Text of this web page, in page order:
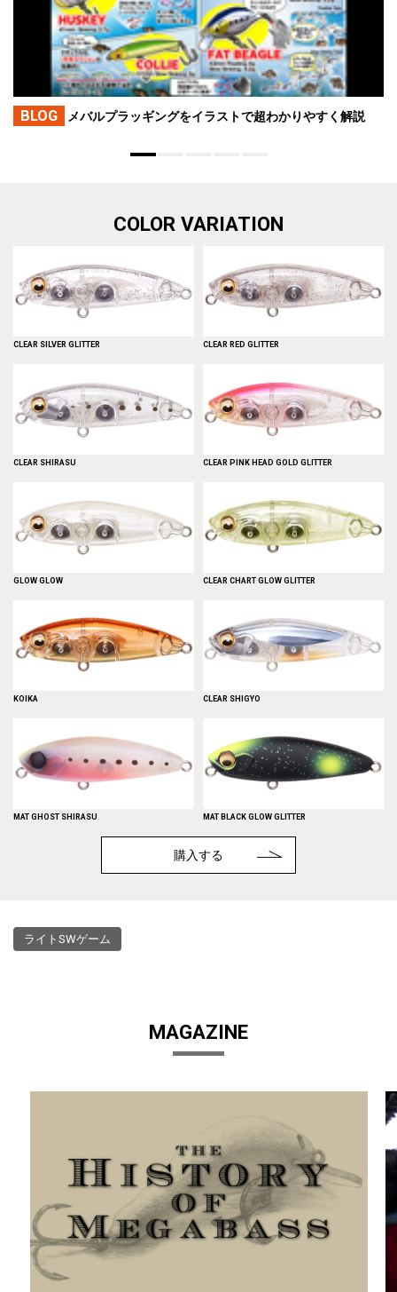
BLOG メバルプラッギングをイラストで超わかりやすく解説
COLOR VARIATION
CLEAR SILVER GLITTER CLEAR RED GLITTER
CLEAR SHIRASU CLEAR PINK HEAD GOLD GLITTER
GLOW GLOW CLEAR CHART GLOW GLITTER
KOIKA CLEAR SHIGYO
MAT GHOST SHIRASU MAT BLACK GLOW GLITTER
購入する
ライトSWゲーム
MAGAZINE